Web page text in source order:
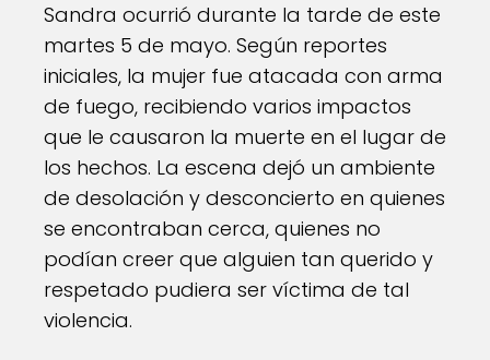
Sandra ocurrió durante la tarde de este
martes 5 de mayo. Según reportes
iniciales, la mujer fue atacada con arma
de fuego, recibiendo varios impactos
que le causaron la muerte en el lugar de
los hechos. La escena dejó un ambiente
de desolación y desconcierto en quienes
se encontraban cerca, quienes no
podían creer que alguien tan querido y
respetado pudiera ser víctima de tal
violencia.